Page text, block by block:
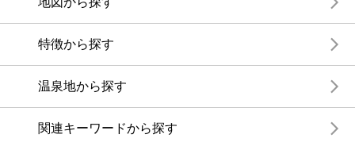
特徴から探す
温泉地から探す
関連キーワードから探す